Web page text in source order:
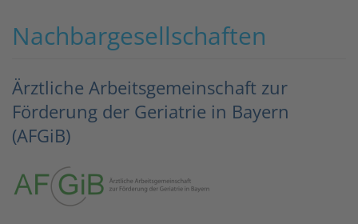
Nachbargesellschaften
Ärztliche Arbeitsgemeinschaft zur
Förderung der Geriatrie in Bayern
(AFGiB)